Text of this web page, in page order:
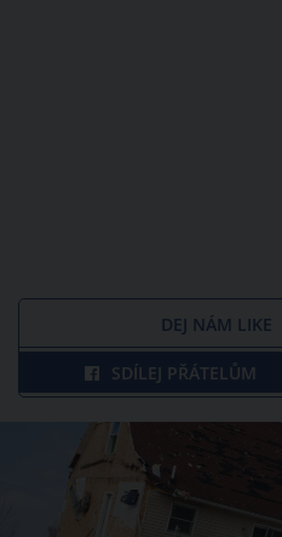
DEJ NÁM LIKE
SDÍLEJ PŘÁTELŮM